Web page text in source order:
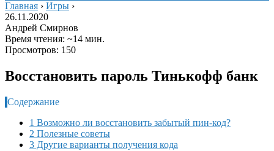
Главная › Игры ›
26.11.2020
Андрей Смирнов
Время чтения: ~14 мин.
Просмотров: 150
Восстановить пароль Тинькофф банк
Содержание
1 Возможно ли восстановить забытый пин-код?
2 Полезные советы
3 Другие варианты получения кода